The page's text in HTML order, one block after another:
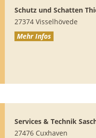
Schutz und Schatten
27374 Visselhövede
Mehr Infos
Services & Technik
27476 Cuxhaven